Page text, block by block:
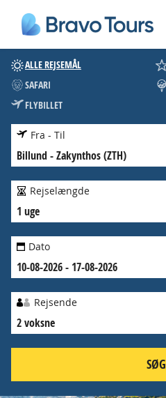
ALLE REJSEMÅL
SAFARI
FLYBILLET
Fra - Til
Billund -Zakynthos (ZTH)
Rejselængde
1 uge
Dato
10-08-2026 - 17-08-2026
Rejsende
2 voksne
SØG